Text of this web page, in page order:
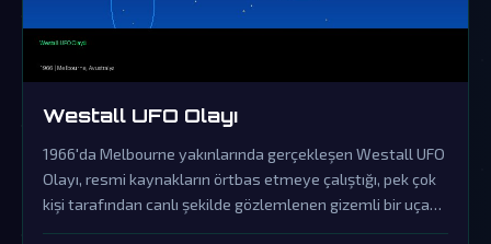
Westall UFO Olayı
1966'da Melbourne yakınlarında gerçekleşen Westall UFO
Olayı, resmi kaynakların örtbas etmeye çalıştığı, pek çok
kişi tarafından canlı şekilde gözlemlenen gizemli bir uçan
cisim vakasıdır. Olay, dünya dışı zekanın dünyamızı ziyaret